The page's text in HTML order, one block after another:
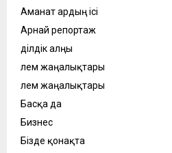
Аманат ардың ісі
Арнай репортаж
Әділдік алңы
Әлем жаңалықтары
Әлем жаңалықтары
Басқа да
Бизнес
Бізде қонақта